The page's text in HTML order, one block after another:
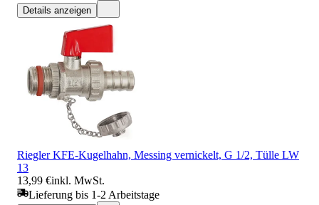
Details anzeigen
Riegler KFE-Kugelhahn, Messing vernickelt, G 1/2, Tülle LW
13
13,99 €inkl. MwSt.
Lieferung bis 1-2 Arbeitstage